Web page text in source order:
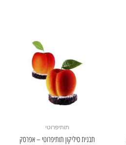
תותיפרוטי
תבנית סיליקון תותיפרוטי – אפרסק